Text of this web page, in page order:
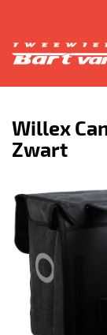
Willex
Zwart